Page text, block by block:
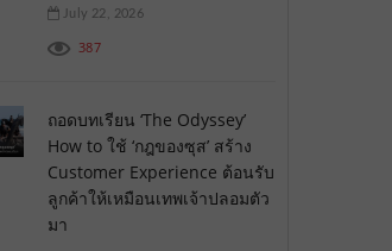
July 22, 2026
387
ถอดบทเรียน ‘The Odyssey’
How to ใช้ ‘กฎของซุส’ สร้าง
Customer Experience ต้อนรับ
ลูกค้าให้เหมือนเทพเจ้าปลอมตัว
มา